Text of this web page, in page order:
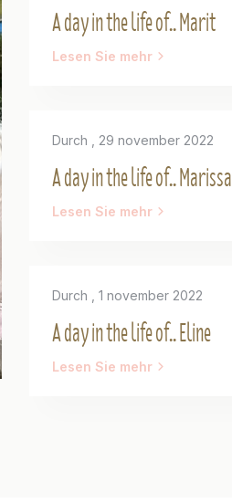
A day in the life of.. Marit
Lesen Sie mehr
Durch , 29 november 2022
A day in the life of.. Marissa
Lesen Sie mehr
Durch , 1 november 2022
A day in the life of.. Eline
Lesen Sie mehr